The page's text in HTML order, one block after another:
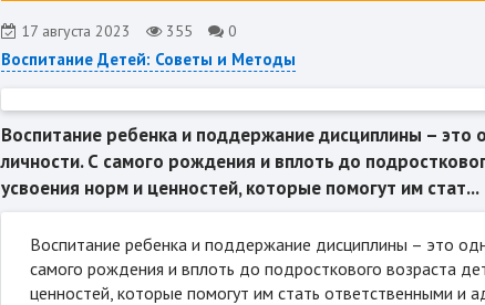
17 августа 2023 355 0
Воспитание Детей: Советы и Методы
Воспитание ребенка и поддержание дисциплины – это
личности. С самого рождения и вплоть до
усвоения норм и ценностей, которые помогут им стат...
Воспитание ребенка и поддержание дисциплины – это
самого рождения и вплоть до подросткового возраста
ценностей, которые помогут им стать ответственными и